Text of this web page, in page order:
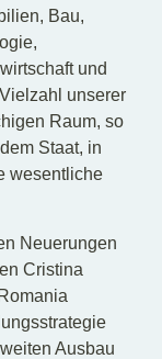
Bau,
und
unserer
Raum, so
Staat, in
wesentliche
Neuerungen
Cristina
Ausbau